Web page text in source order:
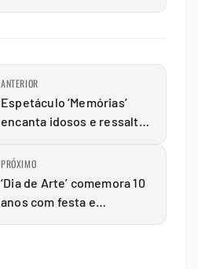
ANTERIOR
Espetáculo ‘Memórias’
encanta idosos e ressalta
recordações
PRÓXIMO
‘Dia de Arte’ comemora 10
anos com festa e